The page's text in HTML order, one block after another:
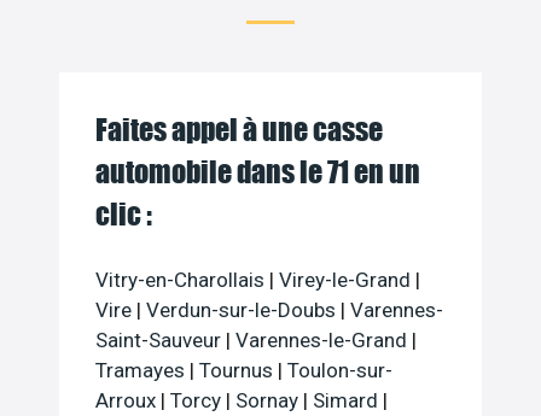
Faites appel à une casse
automobile dans le 71 en un
clic :
Vitry-en-Charollais | Virey-le-Grand |
Vire | Verdun-sur-le-Doubs | Varennes-
Saint-Sauveur | Varennes-le-Grand |
Tramayes | Tournus | Toulon-sur-
Arroux | Torcy | Sornay | Simard |